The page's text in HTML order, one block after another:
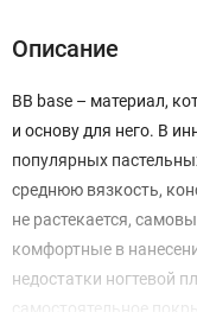
Описание
BB base – материал,
и основу для него. В
популярных
среднюю вязкость,
не растекается,
комфортные в
недостатки ногтевой